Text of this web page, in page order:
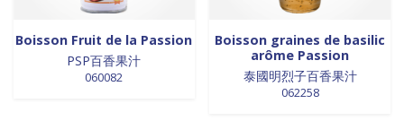
Boisson Fruit de la Passion
PSP百香果汁
060082
Boisson graines de basilic
arôme Passion
泰國明烈子百香果汁
062258